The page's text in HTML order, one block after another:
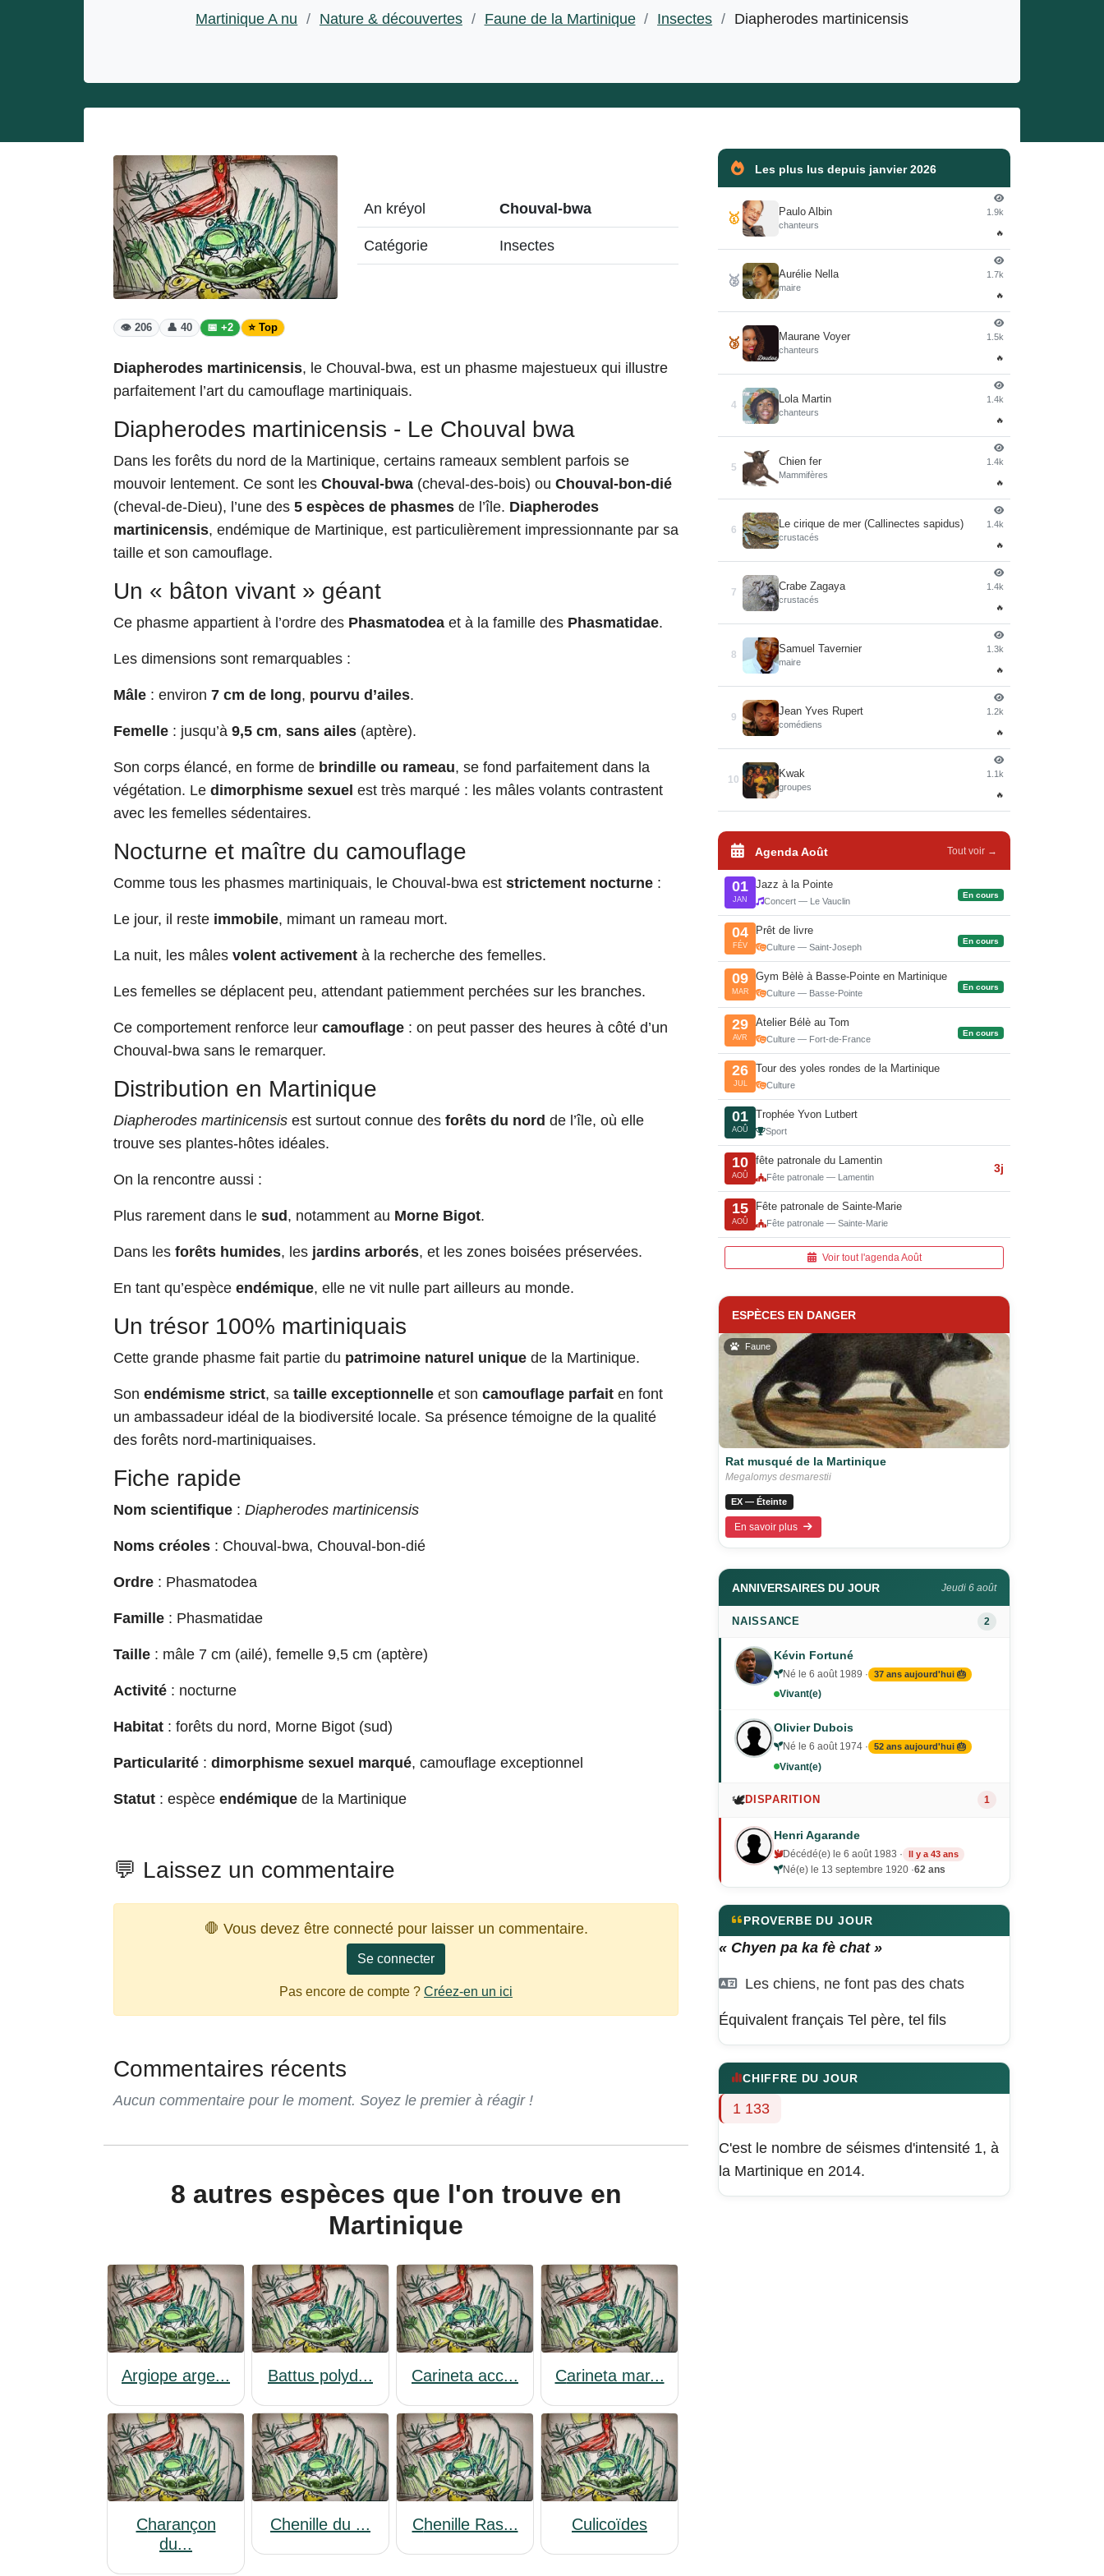
Entrepreneurs
Martinique A nu / Nature & découvertes / Faune de la Martinique / Insectes / Diapherodes martinicensis
An kréyol Chouval-bwa
Catégorie Insectes
👁️ 206 👤 40 📅 +2 ⭐ Top
Diapherodes martinicensis, le Chouval-bwa, est un phasme majestueux qui illustre
parfaitement l’art du camouflage martiniquais.
Diapherodes martinicensis - Le Chouval bwa
Dans les forêts du nord de la Martinique, certains rameaux semblent parfois se
mouvoir lentement. Ce sont les Chouval-bwa (cheval-des-bois) ou Chouval-bon-dié
(cheval-de-Dieu), l’une des 5 espèces de phasmes de l’île. Diapherodes
martinicensis, endémique de Martinique, est particulièrement impressionnante par sa
taille et son camouflage.
Un « bâton vivant » géant
Ce phasme appartient à l’ordre des Phasmatodea et à la famille des Phasmatidae.
Les dimensions sont remarquables :
Mâle : environ 7 cm de long, pourvu d’ailes.
Femelle : jusqu’à 9,5 cm, sans ailes (aptère).
Son corps élancé, en forme de brindille ou rameau, se fond parfaitement dans la
végétation. Le dimorphisme sexuel est très marqué : les mâles volants contrastent
avec les femelles sédentaires.
Nocturne et maître du camouflage
Comme tous les phasmes martiniquais, le Chouval-bwa est strictement nocturne :
Le jour, il reste immobile, mimant un rameau mort.
La nuit, les mâles volent activement à la recherche des femelles.
Les femelles se déplacent peu, attendant patiemment perchées sur les branches.
Ce comportement renforce leur camouflage : on peut passer des heures à côté d’un
Chouval-bwa sans le remarquer.
Distribution en Martinique
Diapherodes martinicensis est surtout connue des forêts du nord de l’île, où elle
trouve ses plantes-hôtes idéales.
On la rencontre aussi :
Plus rarement dans le sud , notamment au Morne Bigot.
Dans les forêts humides, les jardins arborés, et les zones boisées préservées.
En tant qu’espèce endémique, elle ne vit nulle part ailleurs au monde.
Un trésor 100% martiniquais
Cette grande phasme fait partie du patrimoine naturel unique de la Martinique.
Son endémisme strict, sa taille exceptionnelle et son camouflage parfait en font
un ambassadeur idéal de la biodiversité locale. Sa présence témoigne de la qualité
des forêts nord-martiniquaises.
Fiche rapide
Nom scientifique : Diapherodes martinicensis
Noms créoles : Chouval-bwa, Chouval-bon-dié
Ordre : Phasmatodea
Famille : Phasmatidae
Taille : mâle 7 cm (ailé), femelle 9,5 cm (aptère)
Activité : nocturne
Habitat : forêts du nord, Morne Bigot (sud)
Particularité : dimorphisme sexuel marqué, camouflage exceptionnel
Statut : espèce endémique de la Martinique
💬 Laissez un commentaire
🛑 Vous devez être connecté pour laisser un commentaire.
Se connecter
Pas encore de compte ? Créez-en un ici
Commentaires récents
Aucun commentaire pour le moment. Soyez le premier à réagir !
8 autres espèces que l'on trouve en
Martinique
Argiope arge... Battus polyd... Carineta acc... Carineta mar...
Charançon
du...
Chenille du ... Chenille Ras... Culicoïdes
Les plus lus depuis janvier 2026
🥇 Paulo Albin
chanteurs
1.9k
🔥
🥈 Aurélie Nella
maire
1.7k
🔥
🥉 Maurane Voyer
chanteurs
1.5k
🔥
4
Lola Martin
chanteurs
1.4k
🔥
5
Chien fer
Mammifères
1.4k
🔥
6
Le cirique de mer (Callinectes sapidus)
crustacés
1.4k
🔥
7
Crabe Zagaya
crustacés
1.4k
🔥
8
Samuel Tavernier
maire
1.3k
🔥
9
Jean Yves Rupert
comédiens
1.2k
🔥
10
Kwak
groupes
1.1k
🔥
Agenda Août Tout voir →
01
JAN
Jazz à la Pointe
Concert — Le Vauclin
En cours
04
FÉV
Prêt de livre
Culture — Saint-Joseph
En cours
09
MAR
Gym Bèlè à Basse-Pointe en Martinique
Culture — Basse-Pointe
En cours
29
AVR
Atelier Bélè au Tom
Culture — Fort-de-France
En cours
26
JUL
Tour des yoles rondes de la Martinique
Culture
01
AOÛ
Trophée Yvon Lutbert
Sport
10
AOÛ
fête patronale du Lamentin
Fête patronale — Lamentin
3j
15
AOÛ
Fête patronale de Sainte-Marie
Fête patronale — Sainte-Marie
Voir tout l'agenda Août
ESPÈCES EN DANGER
Faune
Rat musqué de la Martinique
Megalomys desmarestii
EX — Éteinte
En savoir plus
ANNIVERSAIRES DU JOUR Jeudi 6 août
NAISSANCE 2
Kévin Fortuné
Né le 6 août 1989 · 37 ans aujourd'hui 🎂
Vivant(e)
Olivier Dubois
Né le 6 août 1974 · 52 ans aujourd'hui 🎂
Vivant(e)
🕊️DISPARITION 1
Henri Agarande
Décédé(e) le 6 août 1983 · Il y a 43 ans
Né(e) le 13 septembre 1920 ·62 ans
PROVERBE DU JOUR
« Chyen pa ka fè chat »
Les chiens, ne font pas des chats
Équivalent français Tel père, tel fils
CHIFFRE DU JOUR
1 133
C'est le nombre de séismes d'intensité 1, à
la Martinique en 2014.